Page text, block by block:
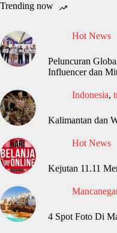
Trending now
Hot News
Peluncuran
Influencer dan
Indonesia,
Kalimantan dan
Hot News
Kejutan 11.11
4 Spot Foto Di